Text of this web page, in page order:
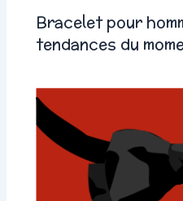
Bracelet pour
tendances du